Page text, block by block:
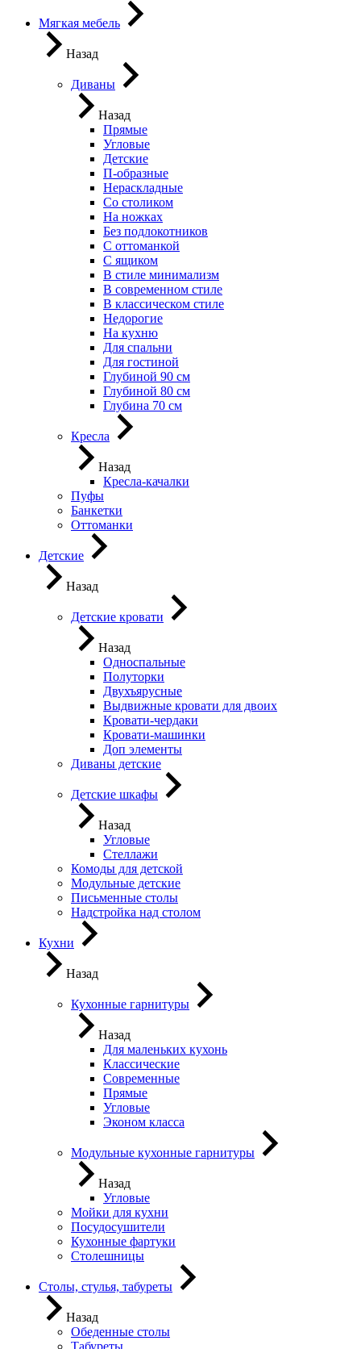
Мягкая мебель
Назад
Диваны
Назад
Прямые
Угловые
Детские
П-образные
Нераскладные
Со столиком
На ножках
Без подлокотников
С оттоманкой
С ящиком
В стиле минимализм
В современном стиле
В классическом стиле
Недорогие
На кухню
Для спальни
Для гостиной
Глубиной 90 см
Глубиной 80 см
Глубина 70 см
Кресла
Назад
Кресла-качалки
Пуфы
Банкетки
Оттоманки
Детские
Назад
Детские кровати
Назад
Односпальные
Полуторки
Двухъярусные
Выдвижные кровати для двоих
Кровати-чердаки
Кровати-машинки
Доп элементы
Диваны детские
Детские шкафы
Назад
Угловые
Стеллажи
Комоды для детской
Модульные детские
Письменные столы
Надстройка над столом
Кухни
Назад
Кухонные гарнитуры
Назад
Для маленьких кухонь
Классические
Современные
Прямые
Угловые
Эконом класса
Модульные кухонные гарнитуры
Назад
Угловые
Мойки для кухни
Посудосушители
Кухонные фартуки
Столешницы
Столы, стулья, табуреты
Назад
Обеденные столы
Табуреты